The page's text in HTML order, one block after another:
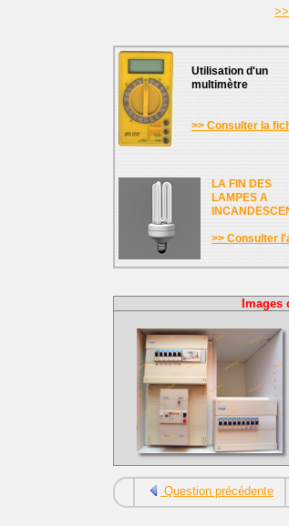
Utilisation d'un
multimètre
>> Consulter la
LA FIN DES
LAMPES A
>> Consulter
Question précédente